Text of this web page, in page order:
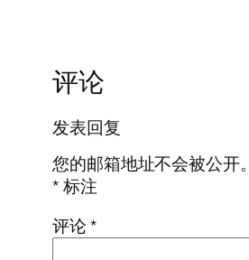
评论
发表回复
您的邮箱地址不会被公开。
*标注
评论*